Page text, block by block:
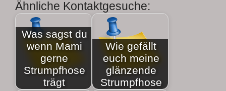
Ähnliche Kontaktgesuche:
Was sagst du
wenn Mami
gerne
Strumpfhose
trägt
Wie gefällt
euch meine
glänzende
Strumpfhose